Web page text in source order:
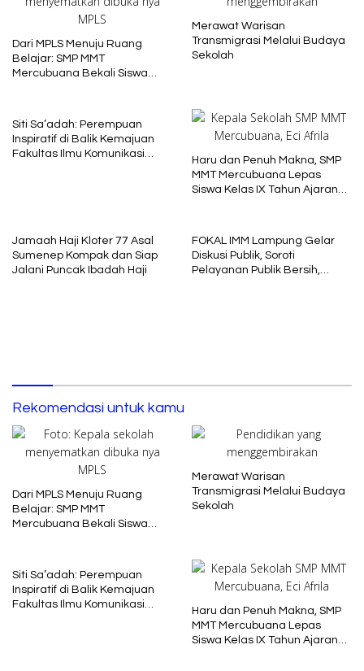
Dari MPLS Menuju Ruang
Belajar: SMP MMT
Mercubuana Bekali Siswa
Merawat Warisan
Transmigrasi Melalui Budaya
Sekolah
Siti Sa’adah: Perempuan
Inspiratif di Balik Kemajuan
Fakultas Ilmu Komunikasi
Haru dan Penuh Makna, SMP
MMT Mercubuana Lepas
Siswa Kelas IX Tahun Ajaran
Jamaah Haji Kloter 77 Asal
Sumenep Kompak dan Siap
Jalani Puncak Ibadah Haji
FOKAL IMM Lampung Gelar
Diskusi Publik, Soroti
Pelayanan Publik Bersih,
Rekomendasi untuk kamu
Dari MPLS Menuju Ruang
Belajar: SMP MMT
Mercubuana Bekali Siswa
Merawat Warisan
Transmigrasi Melalui Budaya
Sekolah
Siti Sa’adah: Perempuan
Inspiratif di Balik Kemajuan
Fakultas Ilmu Komunikasi
Haru dan Penuh Makna, SMP
MMT Mercubuana Lepas
Siswa Kelas IX Tahun Ajaran